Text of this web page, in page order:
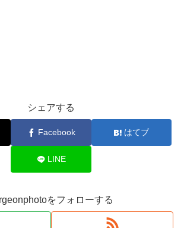
シェアする
Facebook はてブ
LINE
をフォローする